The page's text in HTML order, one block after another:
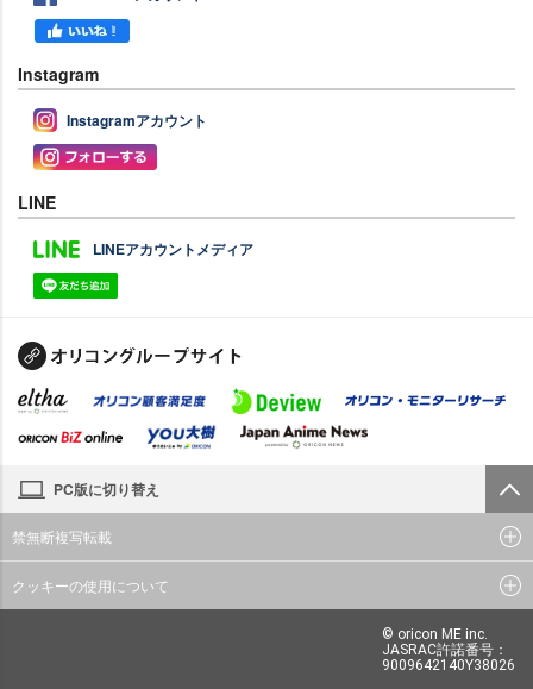
Instagram
Instagramアカウント
LINE
LINEアカウントメディア
PC版に切り替え
禁無断複写転載
クッキーの使用について
© oricon ME inc.
JASRAC許諾番号：
9009642140Y38026